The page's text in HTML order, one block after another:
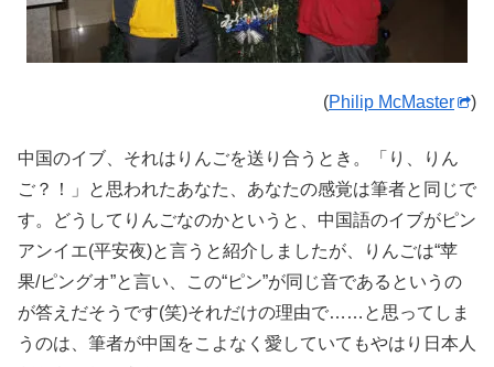
(Philip McMaster )
中国のイブ、それはりんごを送り合うとき。「り、りん
ご？！」と思われたあなた、あなたの感覚は筆者と同じで
す。どうしてりんごなのかというと、中国語のイブがピン
アンイエ(平安夜)と言うと紹介しましたが、りんごは“苹
果/ピングオ”と言い、この“ピン”が同じ音であるというの
が答えだそうです(笑)それだけの理由で……と思ってしま
うのは、筆者が中国をこよなく愛していてもやはり日本人